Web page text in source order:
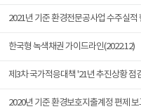
2021년 기준 환경전문공사업 수주실적
한국형 녹색채권 가이드라인(2022.12)
제3차 국가적응대책 '21년 추진상황 점
2020년 기준 환경보호지출계정 편제 보